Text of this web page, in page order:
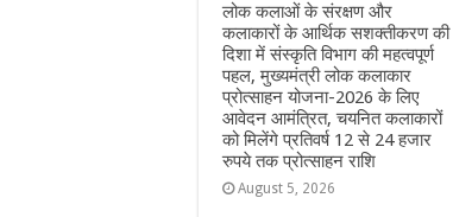
लोक कलाओं के संरक्षण और
कलाकारों के आर्थिक सशक्तीकरण की
दिशा में संस्कृति विभाग की महत्वपूर्ण
पहल, मुख्यमंत्री लोक कलाकार
प्रोत्साहन योजना-2026 के लिए
आवेदन आमंत्रित, चयनित कलाकारों
को मिलेंगे प्रतिवर्ष 12 से 24 हजार
रुपये तक प्रोत्साहन राशि
August 5, 2026